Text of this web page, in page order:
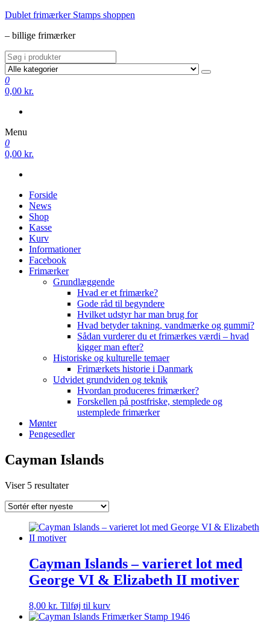
Videre
indhold
Dublet frimærker Stamps shoppen
– billige frimærker
0
0,00 kr.
Menu
0
0,00 kr.
Forside
News
Shop
Kasse
Kurv
Informationer
Facebook
Frimærker
Grundlæggende
Hvad er et frimærke?
Gode råd til begyndere
Hvilket udstyr har man brug for
Hvad betyder takning, vandmærke og gummi?
Sådan vurderer du et frimærkes værdi – hvad
kigger man efter?
Historiske og kulturelle temaer
Frimærkets historie i Danmark
Udvidet grundviden og teknik
Hvordan produceres frimærker?
Forskellen på postfriske, stemplede og
ustemplede frimærker
Mønter
Pengesedler
Cayman Islands
Viser 5 resultaterSorteret
seneste
Cayman Islands – varieret lot med
George VI & Elizabeth II motiver
8,00 kr. Tilføj til kurv